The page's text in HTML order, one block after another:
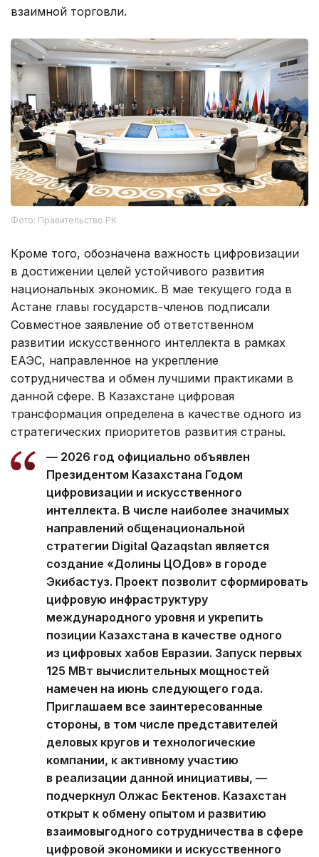
взаимной торговли.
Фото: Правительство РК
Кроме того, обозначена важность цифровизации
в достижении целей устойчивого развития
национальных экономик. В мае текущего года в
Астане главы государств-членов подписали
Совместное заявление об ответственном
развитии искусственного интеллекта в рамках
ЕАЭС, направленное на укрепление
сотрудничества и обмен лучшими практиками в
данной сфере. В Казахстане цифровая
трансформация определена в качестве одного из
стратегических приоритетов развития страны.
— 2026 год официально объявлен
Президентом Казахстана Годом
цифровизации и искусственного
интеллекта. В числе наиболее значимых
направлений общенациональной
стратегии Digital Qazaqstan является
создание «Долины ЦОДов» в городе
Экибастуз. Проект позволит сформировать
цифровую инфраструктуру
международного уровня и укрепить
позиции Казахстана в качестве одного
из цифровых хабов Евразии. Запуск первых
125 МВт вычислительных мощностей
намечен на июнь следующего года.
Приглашаем все заинтересованные
стороны, в том числе представителей
деловых кругов и технологические
компании, к активному участию
в реализации данной инициативы, —
подчеркнул Олжас Бектенов. Казахстан
открыт к обмену опытом и развитию
взаимовыгодного сотрудничества в сфере
цифровой экономики и искусственного